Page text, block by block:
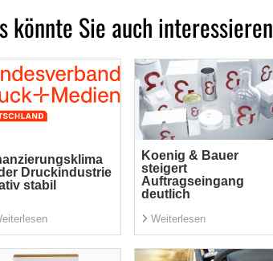
könnte Sie auch interessieren
Druckindustrie
stabil
Koenig & Bauer
steigert
Auftragseingang
deutlich
Weiterlesen